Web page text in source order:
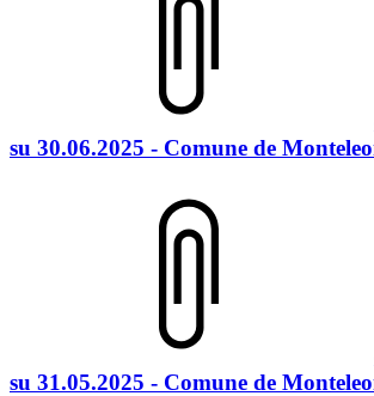
su 30.06.2025 - Comune de
su 31.05.2025 - Comune de